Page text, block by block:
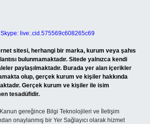
Skype: live:.cid.575569c608265c69
sitesi, herhangi bir marka, kurum veya şahıs
bulunmamaktadır. Sitede yalnızca kendi
paylaşılmaktadır. Burada yer alan içerikler
olup, gerçek kurum ve kişiler hakkında
Gerçek kurum ve kişiler ile isim
tesadüfidir.
Kanun gereğince Bilgi Teknolojileri ve İletişim
onaylanmış bir Yer Sağlayıcı olarak hizmet